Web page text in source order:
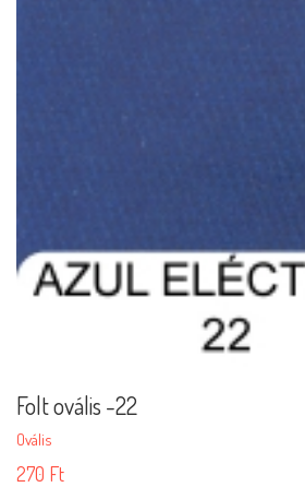
Folt ovális -22
Ovális
270 Ft